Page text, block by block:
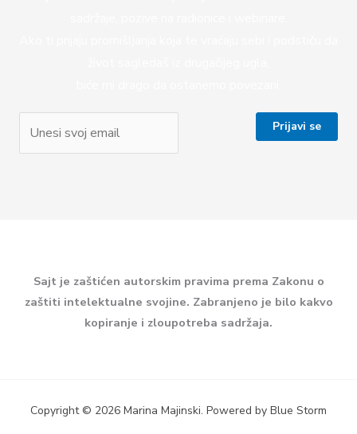
Sajt je zaštićen autorskim pravima prema Zakonu o
zaštiti intelektualne svojine. Zabranjeno je bilo kakvo
kopiranje i zloupotreba sadržaja.
Copyright © 2026 Marina Majinski. Powered by Blue Storm